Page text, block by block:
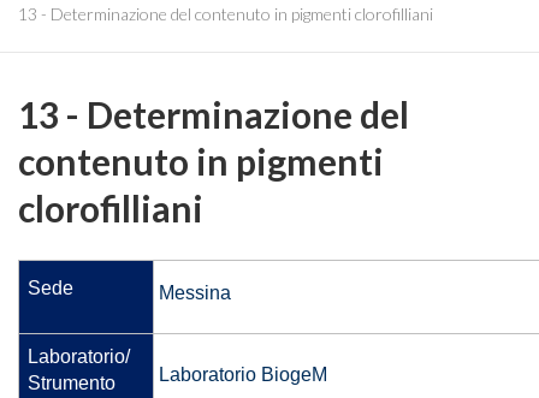
13 - Determinazione del contenuto in pigmenti clorofilliani
13 - Determinazione del
contenuto in pigmenti
clorofilliani
Sede Messina
Laboratorio/
Strumento
Laboratorio BiogeM